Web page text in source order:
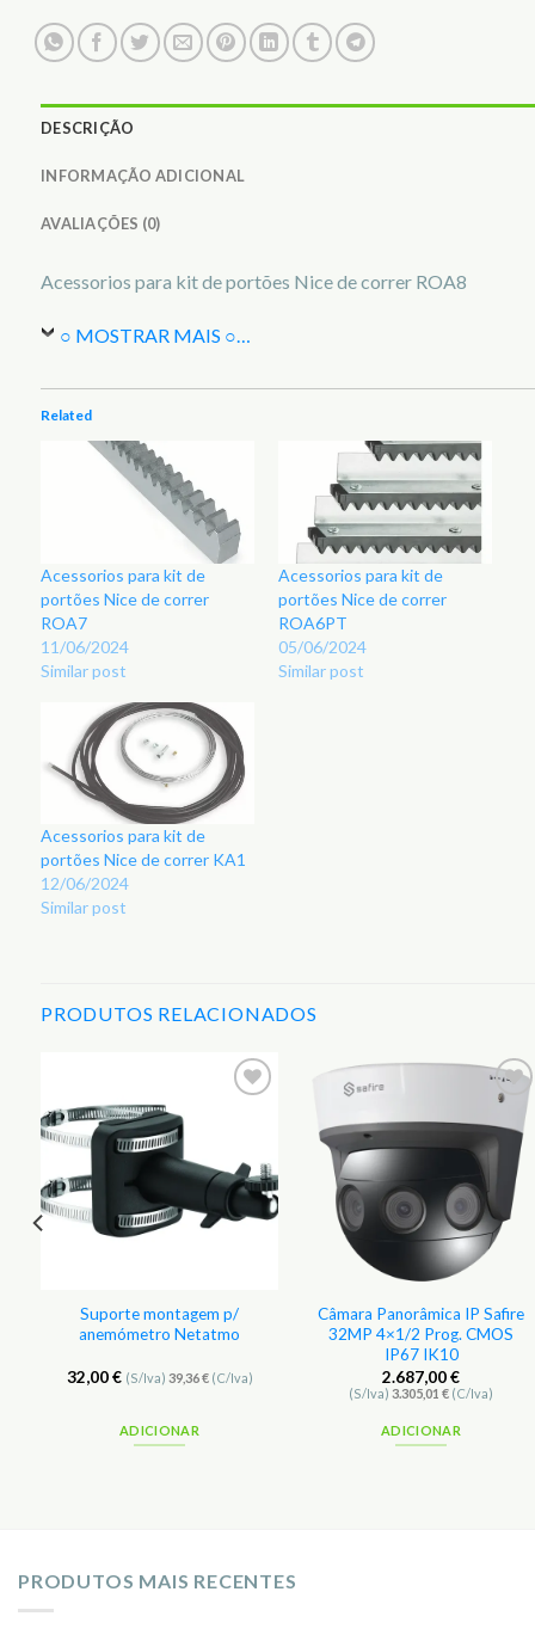
DESCRIÇÃO
INFORMAÇÃO ADICIONAL
AVALIAÇÕES (0)
Acessorios para kit de portões Nice de correr ROA8
○ MOSTRAR MAIS ○…
Related
Acessorios para kit de
portões Nice de correr
ROA7
11/06/2024
Similar post
Acessorios para kit de
portões Nice de correr
ROA6PT
05/06/2024
Similar post
Acessorios para kit de
portões Nice de correr KA1
12/06/2024
Similar post
PRODUTOS RELACIONADOS
Suporte montagem p/
anemómetro Netatmo
32,00€ (S/Iva) 39,36€(C/Iva)
ADICIONAR
Câmara Panorâmica IP Safire
32MP 4×1/2 Prog. CMOS
IP67 IK10
2.687,00€
(S/Iva) 3.305,01 € (C/Iva)
ADICIONAR
PRODUTOS MAIS RECENTES